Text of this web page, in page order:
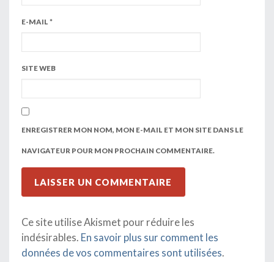
E-MAIL *
SITE WEB
ENREGISTRER MON NOM, MON E-MAIL ET MON SITE DANS LE
NAVIGATEUR POUR MON PROCHAIN COMMENTAIRE.
Ce site utilise Akismet pour réduire les
indésirables. En savoir plus sur comment les
données de vos commentaires sont utilisées.